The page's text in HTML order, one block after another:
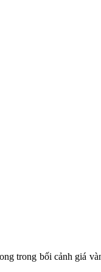
trong bối cảnh giá